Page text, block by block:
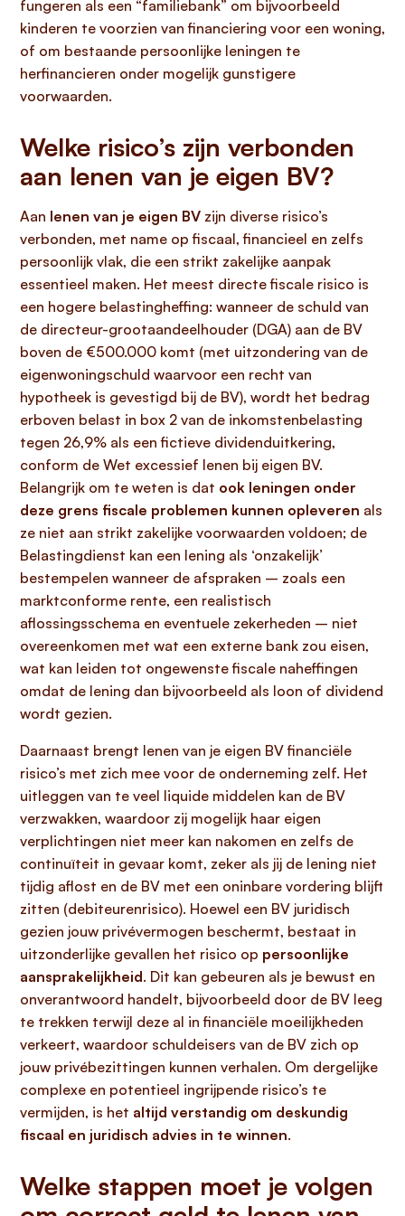
fungeren als een “familiebank” om bijvoorbeeld
kinderen te voorzien van financiering voor een woning,
of om bestaande persoonlijke leningen te
herfinancieren onder mogelijk gunstigere
voorwaarden.
Welke risico’s zijn verbonden
aan lenen van je eigen BV?
Aan lenen van je eigen BV zijn diverse risico’s
verbonden, met name op fiscaal, financieel en zelfs
persoonlijk vlak, die een strikt zakelijke aanpak
essentieel maken. Het meest directe fiscale risico is
een hogere belastingheffing: wanneer de schuld van
de directeur-grootaandeelhouder (DGA) aan de BV
boven de €500.000 komt (met uitzondering van de
eigenwoningschuld waarvoor een recht van
hypotheek is gevestigd bij de BV), wordt het bedrag
erboven belast in box 2 van de inkomstenbelasting
tegen 26,9% als een fictieve dividenduitkering,
conform de Wet excessief lenen bij eigen BV.
Belangrijk om te weten is dat ook leningen onder
deze grens fiscale problemen kunnen opleveren als
ze niet aan strikt zakelijke voorwaarden voldoen; de
Belastingdienst kan een lening als ‘onzakelijk’
bestempelen wanneer de afspraken – zoals een
marktconforme rente, een realistisch
aflossingsschema en eventuele zekerheden – niet
overeenkomen met wat een externe bank zou eisen,
wat kan leiden tot ongewenste fiscale naheffingen
omdat de lening dan bijvoorbeeld als loon of dividend
wordt gezien.
Daarnaast brengt lenen van je eigen BV financiële
risico’s met zich mee voor de onderneming zelf. Het
uitleggen van te veel liquide middelen kan de BV
verzwakken, waardoor zij mogelijk haar eigen
verplichtingen niet meer kan nakomen en zelfs de
continuïteit in gevaar komt, zeker als jij de lening niet
tijdig aflost en de BV met een oninbare vordering blijft
zitten (debiteurenrisico). Hoewel een BV juridisch
gezien jouw privévermogen beschermt, bestaat in
uitzonderlijke gevallen het risico op persoonlijke
aansprakelijkheid. Dit kan gebeuren als je bewust en
onverantwoord handelt, bijvoorbeeld door de BV leeg
te trekken terwijl deze al in financiële moeilijkheden
verkeert, waardoor schuldeisers van de BV zich op
jouw privébezittingen kunnen verhalen. Om dergelijke
complexe en potentieel ingrijpende risico’s te
vermijden, is het altijd verstandig om deskundig
fiscaal en juridisch advies in te winnen.
Welke stappen moet je volgen